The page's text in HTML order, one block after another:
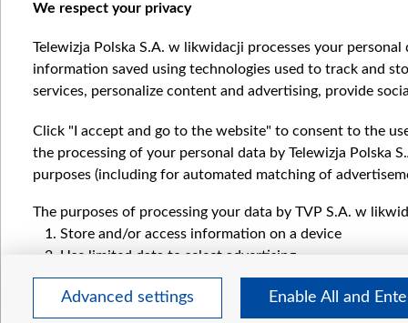
We respect your privacy
Telewizja Polska S.A. w likwidacji processes your
information saved using technologies used to track and
services, personalize content and advertising, provide
Click "I accept and go to the website" to consent to the
the processing of your personal data by Telewizja Polska
purposes (including for automated matching of
The purposes of processing your data by TVP S.A. w
Store and/or access information on a device
Use limited data to select advertising
Create profiles for personalised advertising
Use profiles to select personalised advertising
Advanced settings Enable All and